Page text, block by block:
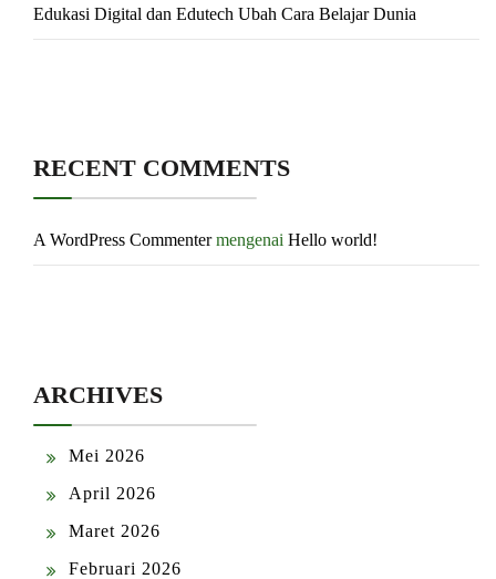
Edukasi Digital dan Edutech Ubah Cara Belajar Dunia
RECENT COMMENTS
A WordPress Commentermengenai Hello world!
ARCHIVES
Mei 2026
April 2026
Maret 2026
Februari 2026